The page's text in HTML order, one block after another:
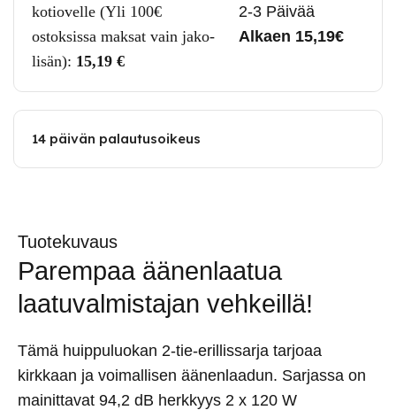
kotiovelle (Yli 100€
ostoksissa maksat vain jako-
lisän): 15,19 €
2-3 Päivää
Alkaen 15,19€
14 päivän palautusoikeus
Tuotekuvaus
Parempaa äänenlaatua
laatuvalmistajan vehkeillä!
Tämä huippuluokan 2-tie-erillissarja tarjoaa
kirkkaan ja voimallisen äänenlaadun. Sarjassa on
mainittavat 94,2 dB herkkyys 2 x 120 W